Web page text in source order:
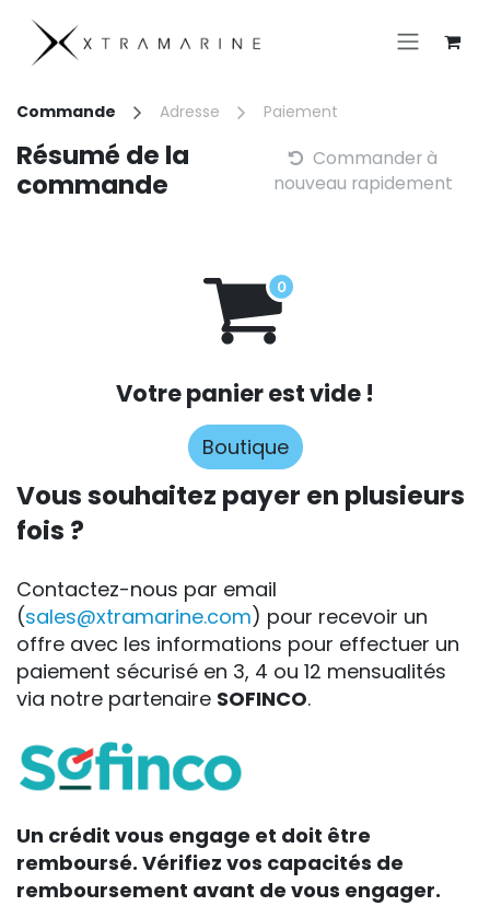
Se rendre au contenu
Commande Adresse Paiement
Résumé de la
commande
Commander à
nouveau rapidement
Votre panier est vide !
Boutique
Vous souhaitez payer en plusieurs
fois ?
Contactez-nous par email
(sales@xtramarine.com) pour recevoir un
offre avec les informations pour effectuer un
paiement sécurisé en 3, 4 ou 12 mensualités
via notre partenaire SOFINCO.
Un crédit vous engage et doit être
remboursé. Vérifiez vos capacités de
remboursement avant de vous engager.